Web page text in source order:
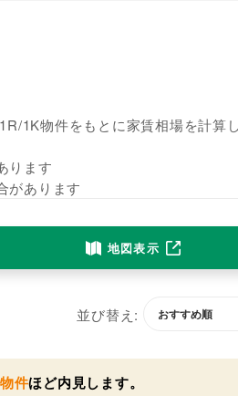
1K物件をもとに家賃相場を計算
ります
があります
地図表示
並び替え:
件ほど内見します。